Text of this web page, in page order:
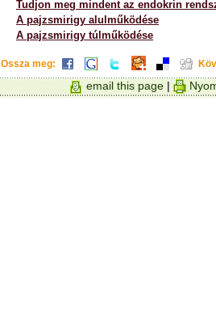
Tudjon meg mindent az endokrin
A pajzsmirigy alulműködése
A pajzsmirigy túlműködése
Ossza meg:
email this page |